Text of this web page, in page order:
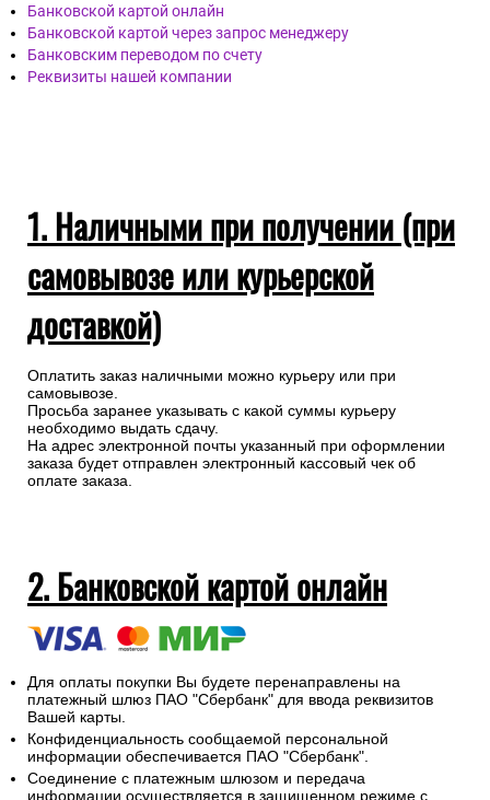
Банковской картой онлайн
Банковской картой через запрос менеджеру
Банковским переводом по счету
Реквизиты нашей компании
1. Наличными при получении (при
самовывозе или курьерской
доставкой)
Оплатить заказ наличными можно курьеру или при
самовывозе.
Просьба заранее указывать с какой суммы курьеру
необходимо выдать сдачу.
На адрес электронной почты указанный при оформлении
заказа будет отправлен электронный кассовый чек об
оплате заказа.
2. Банковской картой онлайн
Для оплаты покупки Вы будете перенаправлены на
платежный шлюз ПАО "Сбербанк" для ввода реквизитов
Вашей карты.
Конфиденциальность сообщаемой персональной
информации обеспечивается ПАО "Сбербанк".
Соединение с платежным шлюзом и передача
информации осуществляется в защищенном режиме с